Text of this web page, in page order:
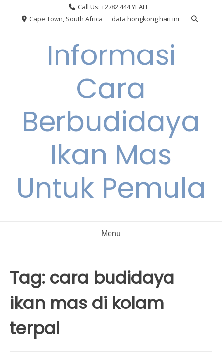
Call Us: +2782 444 YEAH
Cape Town, South Africa
data hongkong hari ini
Informasi
Cara
Berbudidaya
Ikan Mas
Untuk Pemula
Menu
Tag: cara budidaya
ikan mas di kolam
terpal